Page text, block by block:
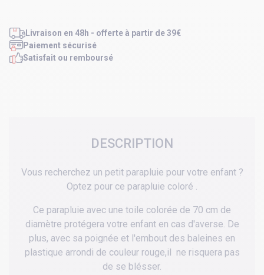
Livraison en 48h - offerte à partir de 39€
Paiement sécurisé
Satisfait ou remboursé
DESCRIPTION
Vous recherchez un petit parapluie pour votre enfant ?
Optez pour ce parapluie coloré .
Ce parapluie avec une toile colorée de 70 cm de
diamètre protégera votre enfant en cas d'averse. De
plus, avec sa poignée et l'embout des baleines en
plastique arrondi de couleur rouge,il ne risquera pas
de se blésser.